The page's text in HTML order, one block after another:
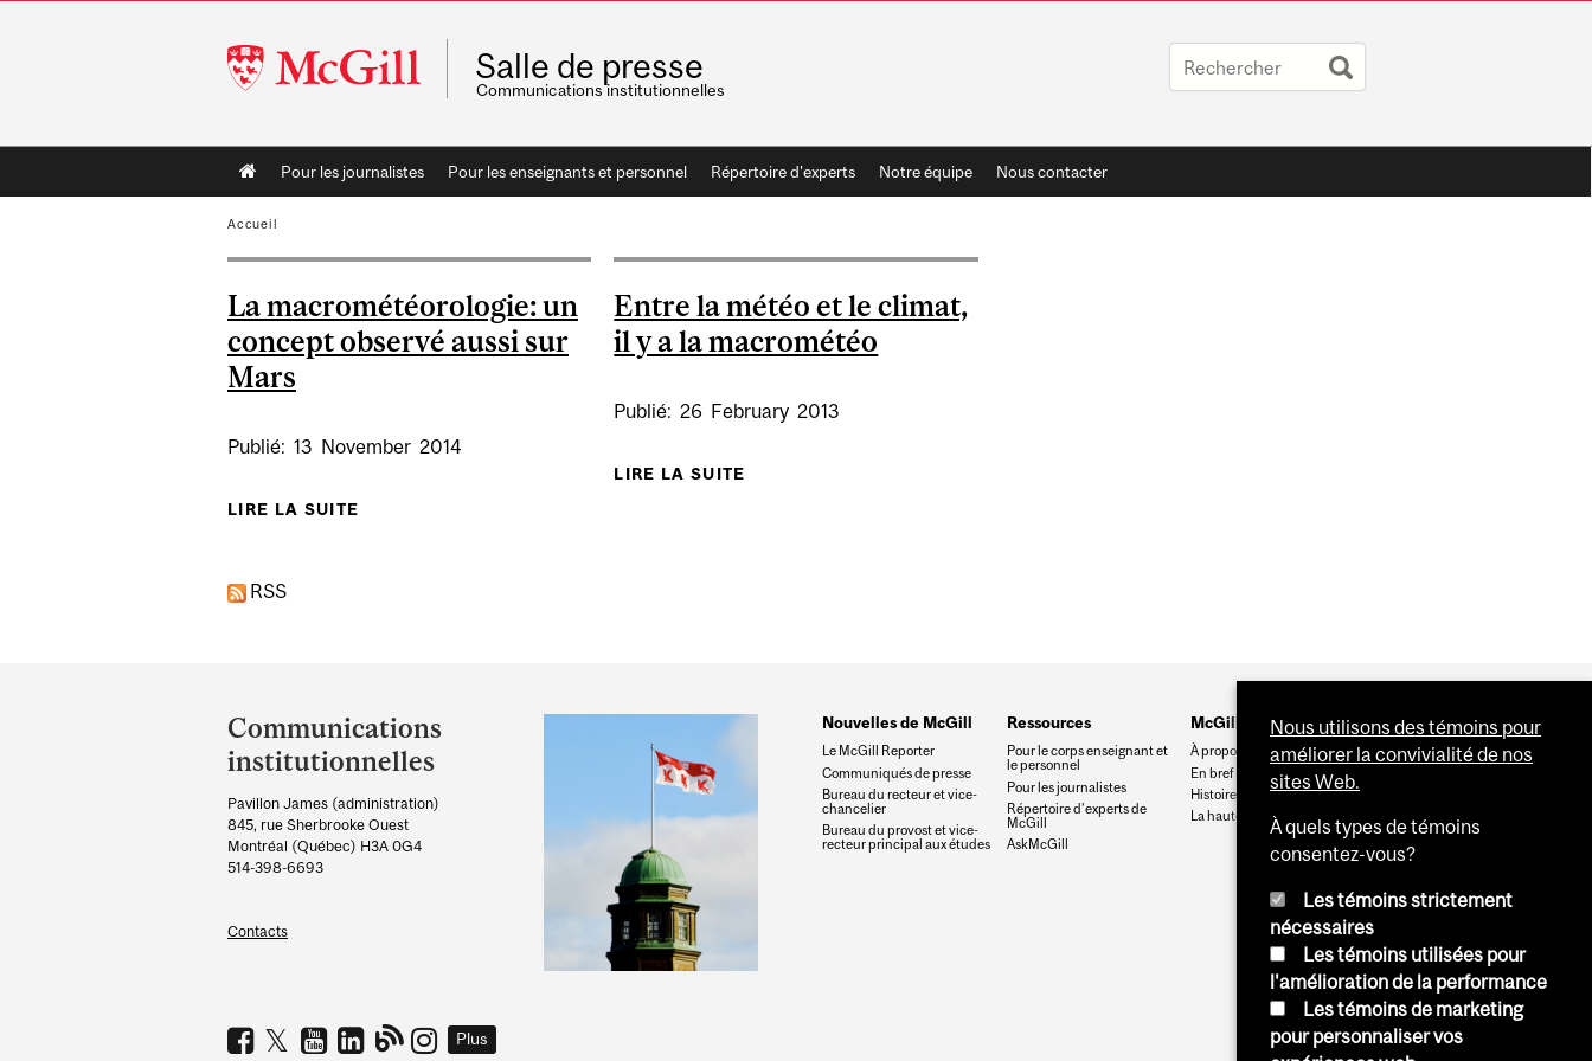
McGill
University
Salle de presse
Communications institutionnelles
Main
navigation
Pour les journalistes Pour les enseignants et personnel Répertoire d'experts Notre équipe Nous contacter
Accueil
La macrométéorologie: un
concept observé aussi sur
Mars
Publié: 13 November 2014
LIRE LA SUITE
Entre la météo et le climat,
il y a la macrométéo
Publié: 26 February 2013
LIRE LA SUITE
RSS
and
University
Information
Communications
institutionnelles
Pavillon James (administration)
845, rue Sherbrooke Ouest
Montréal (Québec) H3A 0G4
514-398-6693
Contacts
Nouvelles de McGill
Le McGill Reporter
Communiqués de presse
Bureau du recteur et vice-
chancelier
Bureau du provost et vice-
recteur principal aux études
Ressources
Pour le corps enseignant et
le personnel
Pour les journalistes
Répertoire d’experts de
McGill
AskMcGill
McGill
À propos de McGill
En bref
Histoire
La haute direction
Plus
Nous utilisons des témoins pour
améliorer la convivialité de nos
sites Web.
À quels types de témoins
consentez-vous?
Les témoins strictement
nécessaires
Les témoins utilisées pour
l'amélioration de la performance
Les témoins de marketing
pour personnaliser vos